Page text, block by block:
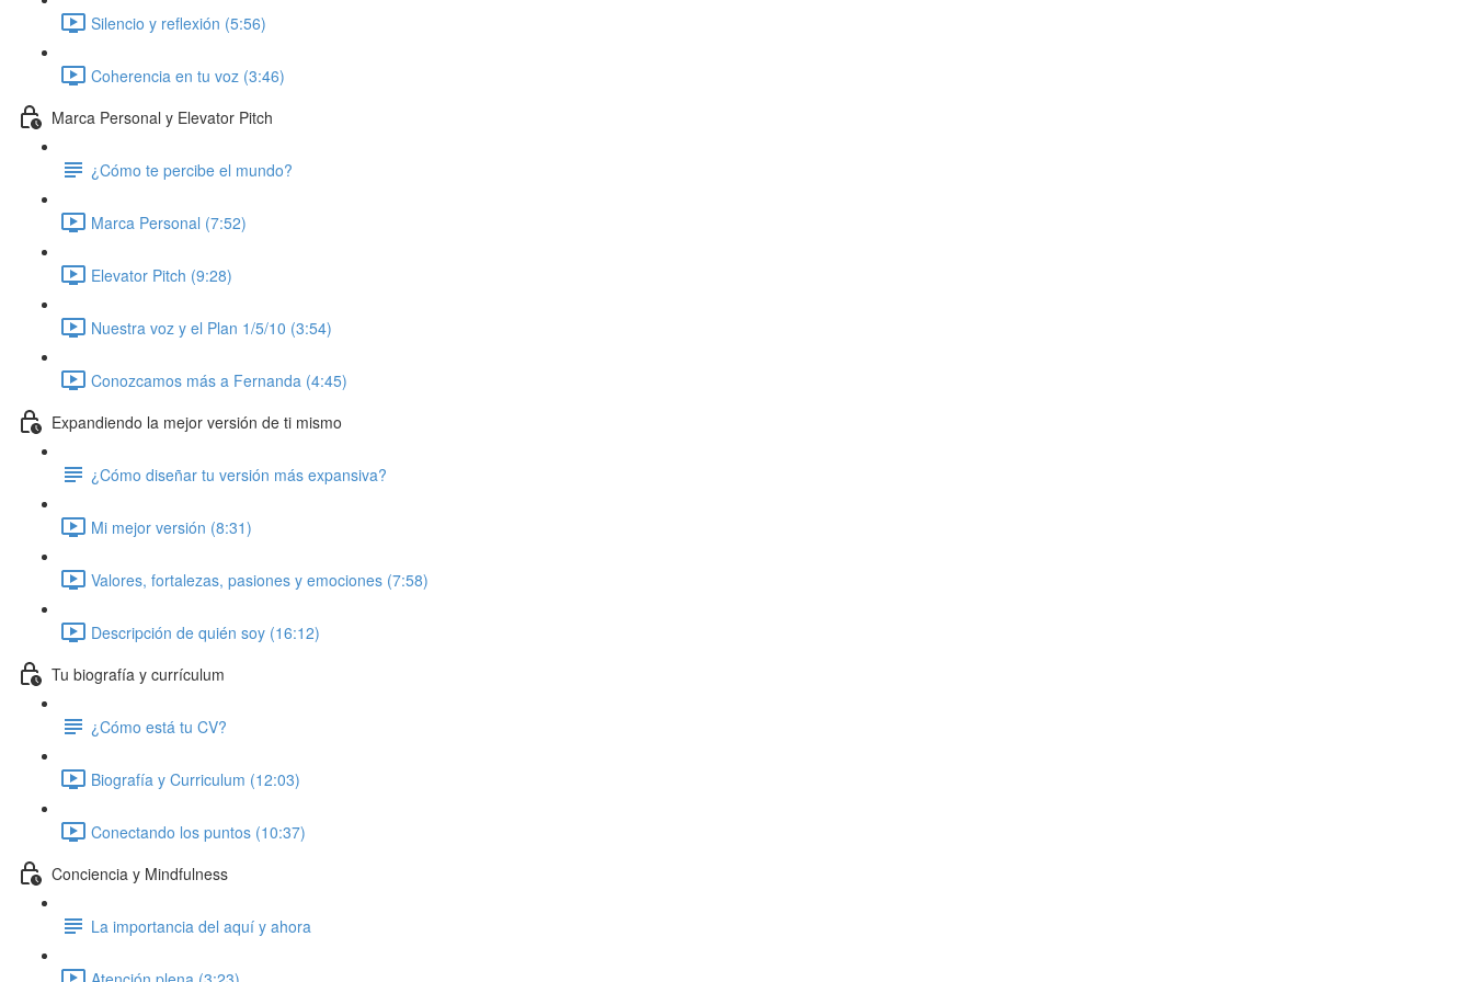
Silencio y reflexión (5:56)
Coherencia en tu voz (3:46)
Marca Personal y Elevator Pitch
¿Cómo te percibe el mundo?
Marca Personal (7:52)
Elevator Pitch (9:28)
Nuestra voz y el Plan 1/5/10 (3:54)
Conozcamos más a Fernanda (4:45)
Expandiendo la mejor versión de ti mismo
¿Cómo diseñar tu versión más expansiva?
Mi mejor versión (8:31)
Valores, fortalezas, pasiones y emociones (7:58)
Descripción de quién soy (16:12)
Tu biografía y currículum
¿Cómo está tu CV?
Biografía y Curriculum (12:03)
Conectando los puntos (10:37)
Conciencia y Mindfulness
La importancia del aquí y ahora